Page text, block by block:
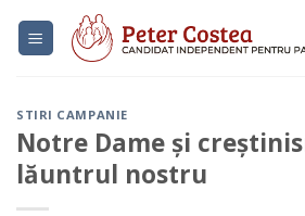
STIRI CAMPANIE
Notre Dame și
lăuntrul nostru